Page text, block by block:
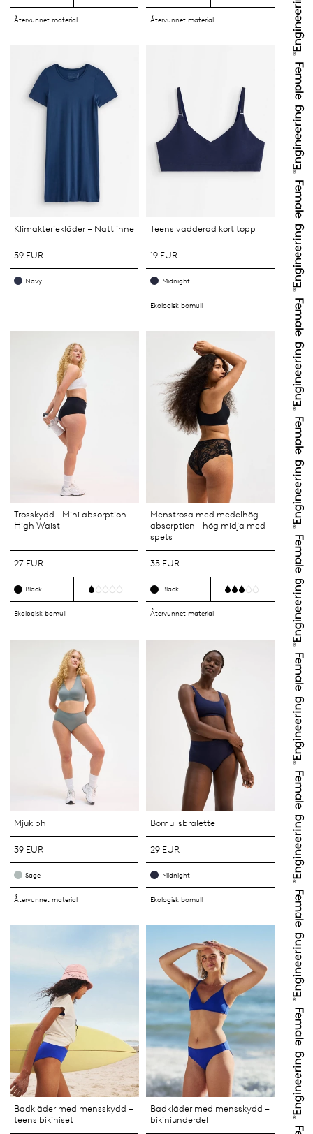
Återvunnet material Återvunnet material
Klimakteriekläder – Nattlinne
59 EUR
Navy
Teens vadderad kort topp
19 EUR
Midnight
Ekologisk bomull
Trosskydd - Mini absorption -
High Waist
27 EUR
Black
Ekologisk bomull
Menstrosa med medelhög
absorption - hög midja med
spets
35 EUR
Black
Återvunnet material
Mjuk bh
39 EUR
Sage
Återvunnet material
Bomullsbralette
29 EUR
Midnight
Ekologisk bomull
Badkläder med mensskydd –
teens bikiniset
Badkläder med mensskydd –
bikiniunderdel